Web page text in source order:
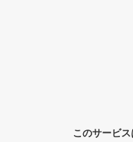
このサービ